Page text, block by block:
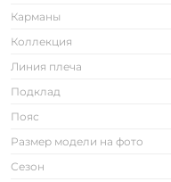
Карманы
Коллекция
Линия плеча
Подклад
Пояс
Размер модели на фото
Сезон